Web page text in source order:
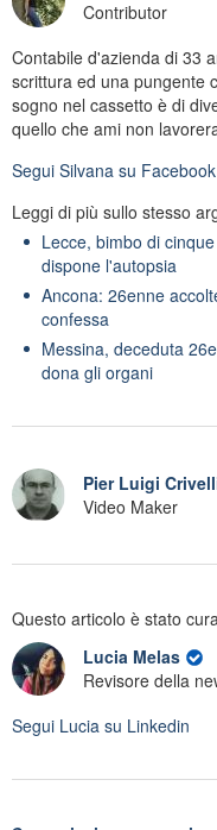
Contributor
Contabile d'azienda di 33
scrittura ed una pungente
sogno nel cassetto è di
quello che ami non
Segui Silvana su Facebook
Leggi di più sullo stesso
Lecce, bimbo di
dispone l'autopsia
Ancona: 26enne
confessa
Messina, deceduta
dona gli organi
Pier Luigi
Video Maker
Questo articolo è stato
Lucia Melas
Revisore della
Segui Lucia su Linkedin